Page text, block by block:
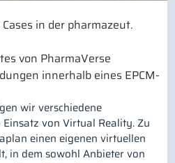
in der pharmazeut.
von PharmaVerse
innerhalb eines EPCM-
wir verschiedene
von Virtual Reality. Zu
einen eigenen virtuellen
in dem sowohl Anbieter von